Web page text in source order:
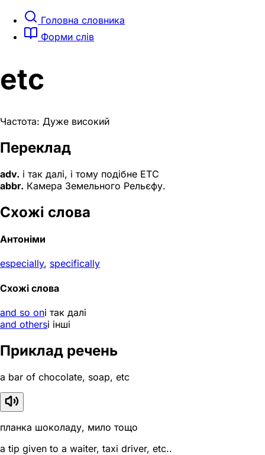
Головна словника
Форми слів
etc
Частота: Дуже високий
Переклад
adv. і так далі, і тому подібне ETC
abbr. Камера Земельного Рельєфу.
Схожі слова
Антоніми
especially, specifically
Схожі слова
and so onі так далі
and othersі інші
Приклад речень
a bar of chocolate, soap, etc
планка шоколаду, мило тощо
a tip given to a waiter, taxi driver, etc..